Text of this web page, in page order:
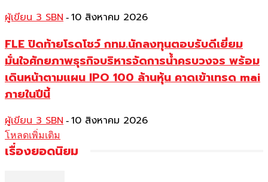
ผู้เขียน 3 SBN - 10 สิงหาคม 2026
FLE ปิดท้ายโรดโชว์ กทม.นักลงทุนตอบรับดีเยี่ยม
มั่นใจศักยภาพธุรกิจบริหารจัดการน้ำครบวงจร พร้อม
เดินหน้าตามแผน IPO 100 ล้านหุ้น คาดเข้าเทรด mai
ภายในปีนี้
ผู้เขียน 3 SBN - 10 สิงหาคม 2026
โหลดเพิ่มเติม
เรื่องยอดนิยม